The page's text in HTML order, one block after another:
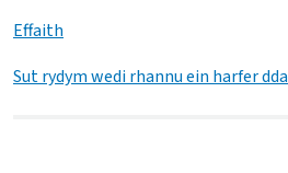
Effaith
Sut rydym wedi rhannu ein harfer dda